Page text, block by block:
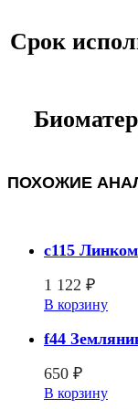
Срок
ПОХОЖИЕ
c115
1 122 ₽
В корзину
f44
650 ₽
В корзину